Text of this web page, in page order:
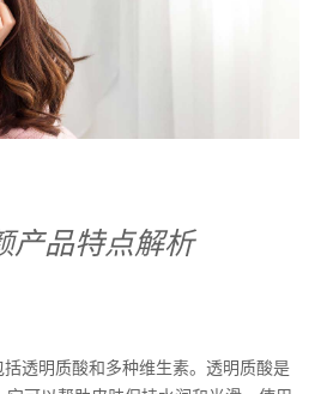
产品特点解析
括透明质酸和多种维生素。透明质酸是